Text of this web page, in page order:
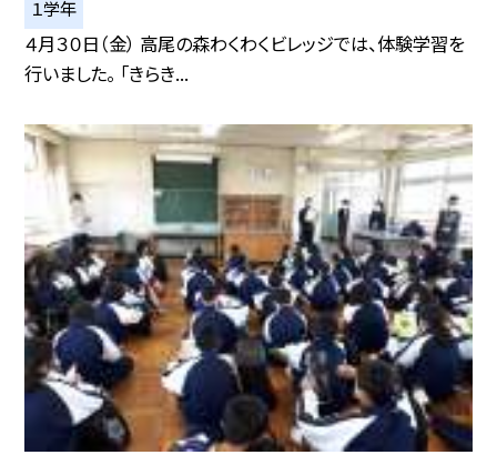
１学年
４月３０日（金） 高尾の森わくわくビレッジでは、体験学習を
行いました。 「きらき...